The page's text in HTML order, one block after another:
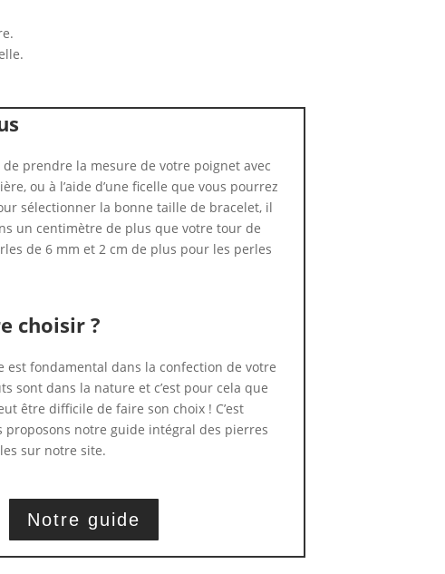
de prendre la mesure de votre poignet avec
ou à l’aide d’une ficelle que vous pourrez
sélectionner la bonne taille de bracelet, il
un centimètre de plus que votre tour de
de 6 mm et 2 cm de plus pour les perles
choisir ?
est fondamental dans la confection de votre
sont dans la nature et c’est pour cela que
être difficile de faire son choix ! C’est
proposons notre guide intégral des pierres
sur notre site.
Notre guide